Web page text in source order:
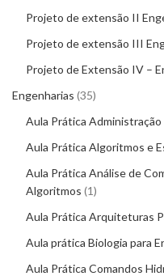
Projeto de extensão II
Projeto de extensão III
Projeto de Extensão IV –
Engenharias 35
Aula Prática
Aula Prática Algoritmos e
Aula Prática Análise de
Algoritmos 1
Aula Prática Arquiteturas
Aula prática Biologia para
Aula Prática Comandos